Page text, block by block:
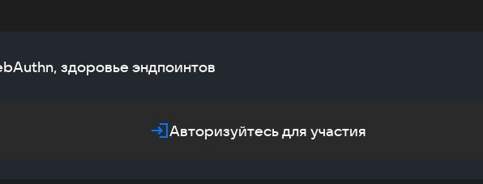
здоровье эндпоинтов
Авторизуйтесь для участия